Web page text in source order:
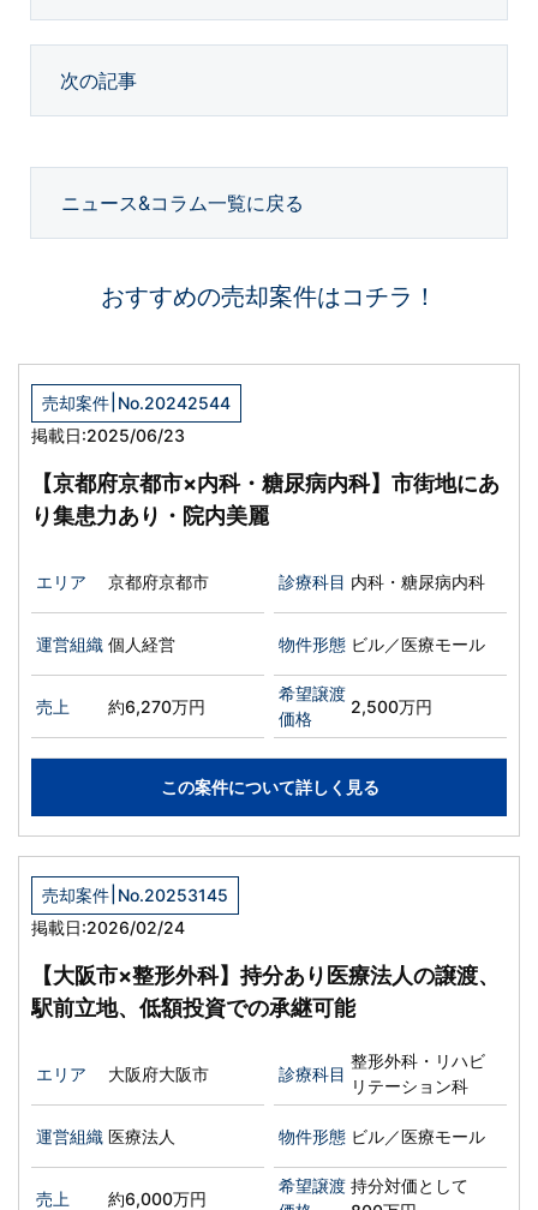
次の記事
ニュース&コラム一覧に戻る
おすすめの売却案件はコチラ！
売却案件 No.20242544
掲載日:2025/06/23
【京都府京都市×内科・糖尿病内科】市街地にあ
り集患力あり・院内美麗
エリア 京都府京都市 診療科目 内科・糖尿病内科
運営組織 個人経営 物件形態 ビル／医療モール
売上 約6,270万円
希望譲渡
価格
2,500万円
この案件について詳しく見る
売却案件 No.20253145
掲載日:2026/02/24
【大阪市×整形外科】持分あり医療法人の譲渡、
駅前立地、低額投資での承継可能
エリア 大阪府大阪市 診療科目
整形外科・リハビ
リテーション科
運営組織 医療法人 物件形態 ビル／医療モール
売上 約6,000万円
希望譲渡 持分対価として